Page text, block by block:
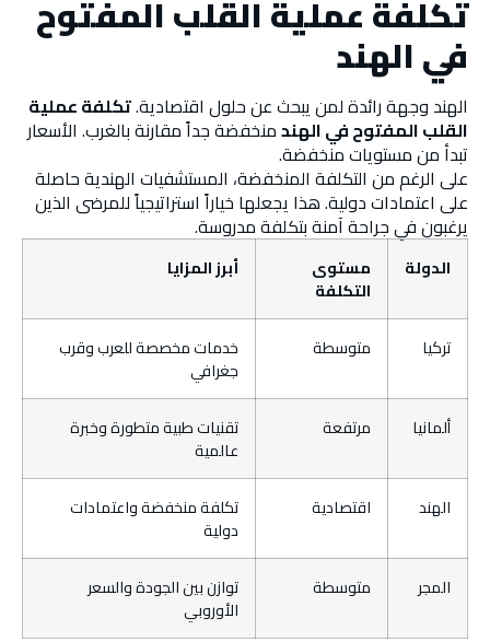
تكلفة عملية القلب المفتوح
في الهند
الهند وجهة رائدة لمن يبحث عن حلول اقتصادية.تكلفة عملية
القلب المفتوح في الهندمنخفضة جداً مقارنة بالغرب. الأسعار
تبدأ من مستويات منخفضة.
على الرغم من التكلفة المنخفضة، المستشفيات الهندية حاصلة
على اعتمادات دولية. هذا يجعلها خياراً استراتيجياً للمرضى الذين
يرغبون في جراحة آمنة بتكلفة مدروسة.
الدولة مستوى
التكلفة
أبرز المزايا
تركيا متوسطة خدمات مخصصة للعرب وقرب
جغرافي
ألمانيا
مرتفعة تقنيات طبية متطورة وخبرة
عالمية
الهند
اقتصادية تكلفة منخفضة واعتمادات
دولية
المجر
متوسطة توازن بين الجودة والسعر
الأوروبي